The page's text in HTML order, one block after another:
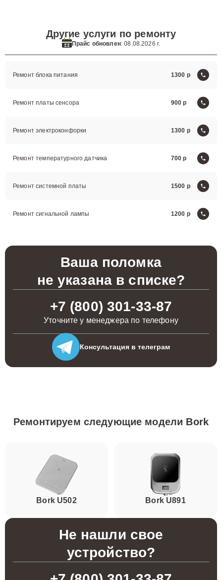
Другие услуги по ремонту
Прайс обновлен: 08.08.2026 г.
Ремонт блока питания 1300
Ремонт платы сенсора 900
Ремонт электроконфорки 1300
Ремонт температурного датчика 700
Ремонт системной платы 1500
Ремонт сигнальной лампы 1200
Ваша поломка
не указана в списке?
+7 (800) 301-33-87
Уточните у менеджера по телефону
Консультация в телеграм
Ремонтируем следующие модели Bork
Bork U502 Bork U891
Не нашли свое
устройство?